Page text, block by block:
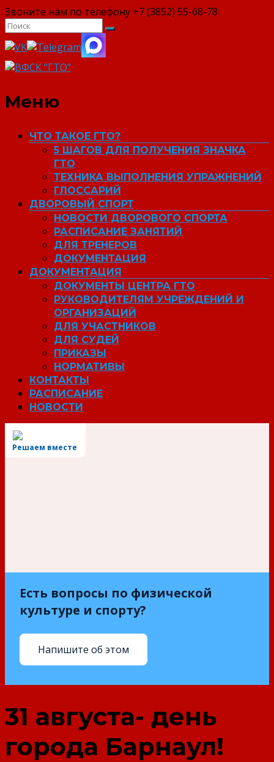
Звоните нам по телефону +7 (3852) 55-68-78
ВФСК "ГТО"
Меню
ЧТО ТАКОЕ ГТО?
5 ШАГОВ ДЛЯ ПОЛУЧЕНИЯ ЗНАЧКА
ГТО
ТЕХНИКА ВЫПОЛНЕНИЯ УПРАЖНЕНИЙ
ГЛОССАРИЙ
ДВОРОВЫЙ СПОРТ
НОВОСТИ ДВОРОВОГО СПОРТА
РАСПИСАНИЕ ЗАНЯТИЙ
ДЛЯ ТРЕНЕРОВ
ДОКУМЕНТАЦИЯ
ДОКУМЕНТАЦИЯ
ДОКУМЕНТЫ ЦЕНТРА ГТО
РУКОВОДИТЕЛЯМ УЧРЕЖДЕНИЙ И
ОРГАНИЗАЦИЙ
ДЛЯ УЧАСТНИКОВ
ДЛЯ СУДЕЙ
ПРИКАЗЫ
НОРМАТИВЫ
КОНТАКТЫ
РАСПИСАНИЕ
НОВОСТИ
Решаем вместе
Есть вопросы по физической
культуре и спорту?
Напишите об этом
31 августа- день
города Барнаул!